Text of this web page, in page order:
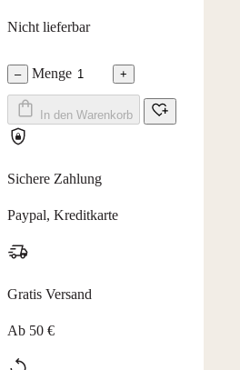
Nicht lieferbar
– Menge +
In den Warenkorb
Sichere Zahlung
Paypal, Kreditkarte
Gratis Versand
Ab 50 €